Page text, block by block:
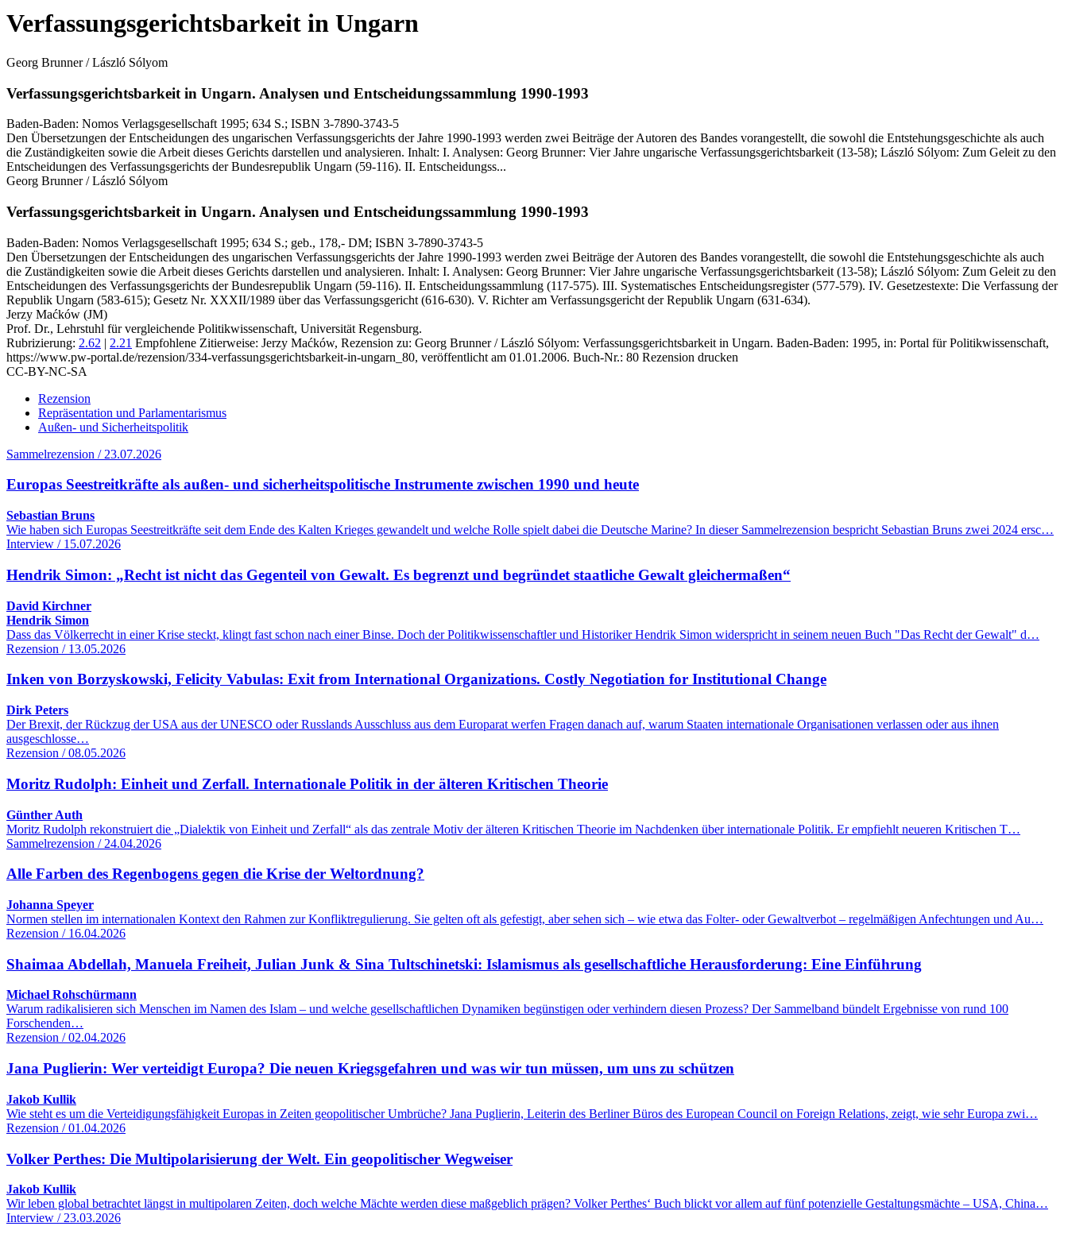
Verfassungsgerichtsbarkeit in Ungarn
Georg Brunner / László Sólyom
Verfassungsgerichtsbarkeit in Ungarn. Analysen und Entscheidungssammlung 1990-1993
Baden-Baden: Nomos Verlagsgesellschaft 1995; 634 S.; ISBN 3-7890-3743-5
Den Übersetzungen der Entscheidungen des ungarischen Verfassungsgerichts der Jahre 1990-1993 werden zwei Beiträge der Autoren des Bandes vorangestellt, die sowohl die Entstehungsgeschichte als auch
die Zuständigkeiten sowie die Arbeit dieses Gerichts darstellen und analysieren. Inhalt: I. Analysen: Georg Brunner: Vier Jahre ungarische Verfassungsgerichtsbarkeit (13-58); László Sólyom: Zum Geleit zu den
Entscheidungen des Verfassungsgerichts der Bundesrepublik Ungarn (59-116). II. Entscheidungss...
Georg Brunner / László Sólyom
Verfassungsgerichtsbarkeit in Ungarn. Analysen und Entscheidungssammlung 1990-1993
Baden-Baden: Nomos Verlagsgesellschaft 1995; 634 S.; geb., 178,- DM; ISBN 3-7890-3743-5
Den Übersetzungen der Entscheidungen des ungarischen Verfassungsgerichts der Jahre 1990-1993 werden zwei Beiträge der Autoren des Bandes vorangestellt, die sowohl die Entstehungsgeschichte als auch
die Zuständigkeiten sowie die Arbeit dieses Gerichts darstellen und analysieren. Inhalt: I. Analysen: Georg Brunner: Vier Jahre ungarische Verfassungsgerichtsbarkeit (13-58); László Sólyom: Zum Geleit zu den
Entscheidungen des Verfassungsgerichts der Bundesrepublik Ungarn (59-116). II. Entscheidungssammlung (117-575). III. Systematisches Entscheidungsregister (577-579). IV. Gesetzestexte: Die Verfassung der
Republik Ungarn (583-615); Gesetz Nr. XXXII/1989 über das Verfassungsgericht (616-630). V. Richter am Verfassungsgericht der Republik Ungarn (631-634).
Jerzy Maćków (JM)
Prof. Dr., Lehrstuhl für vergleichende Politikwissenschaft, Universität Regensburg.
Rubrizierung: 2.62 | 2.21 Empfohlene Zitierweise: Jerzy Maćków, Rezension zu: Georg Brunner / László Sólyom: Verfassungsgerichtsbarkeit in Ungarn. Baden-Baden: 1995, in: Portal für Politikwissenschaft,
https://www.pw-portal.de/rezension/334-verfassungsgerichtsbarkeit-in-ungarn_80, veröffentlicht am 01.01.2006. Buch-Nr.: 80 Rezension drucken
CC-BY-NC-SA
Rezension
Repräsentation und Parlamentarismus
Außen- und Sicherheitspolitik
Sammelrezension / 23.07.2026
Europas Seestreitkräfte als außen- und sicherheitspolitische Instrumente zwischen 1990 und heute
Sebastian Bruns
Wie haben sich Europas Seestreitkräfte seit dem Ende des Kalten Krieges gewandelt und welche Rolle spielt dabei die Deutsche Marine? In dieser Sammelrezension bespricht Sebastian Bruns zwei 2024 ersc…
Interview / 15.07.2026
Hendrik Simon: „Recht ist nicht das Gegenteil von Gewalt. Es begrenzt und begründet staatliche Gewalt gleichermaßen“
David Kirchner
Hendrik Simon
Dass das Völkerrecht in einer Krise steckt, klingt fast schon nach einer Binse. Doch der Politikwissenschaftler und Historiker Hendrik Simon widerspricht in seinem neuen Buch "Das Recht der Gewalt" d…
Rezension / 13.05.2026
Inken von Borzyskowski, Felicity Vabulas: Exit from International Organizations. Costly Negotiation for Institutional Change
Dirk Peters
Der Brexit, der Rückzug der USA aus der UNESCO oder Russlands Ausschluss aus dem Europarat werfen Fragen danach auf, warum Staaten internationale Organisationen verlassen oder aus ihnen
ausgeschlosse…
Rezension / 08.05.2026
Moritz Rudolph: Einheit und Zerfall. Internationale Politik in der älteren Kritischen Theorie
Günther Auth
Moritz Rudolph rekonstruiert die „Dialektik von Einheit und Zerfall“ als das zentrale Motiv der älteren Kritischen Theorie im Nachdenken über internationale Politik. Er empfiehlt neueren Kritischen T…
Sammelrezension / 24.04.2026
Alle Farben des Regenbogens gegen die Krise der Weltordnung?
Johanna Speyer
Normen stellen im internationalen Kontext den Rahmen zur Konfliktregulierung. Sie gelten oft als gefestigt, aber sehen sich – wie etwa das Folter- oder Gewaltverbot – regelmäßigen Anfechtungen und Au…
Rezension / 16.04.2026
Shaimaa Abdellah, Manuela Freiheit, Julian Junk & Sina Tultschinetski: Islamismus als gesellschaftliche Herausforderung: Eine Einführung
Michael Rohschürmann
Warum radikalisieren sich Menschen im Namen des Islam – und welche gesellschaftlichen Dynamiken begünstigen oder verhindern diesen Prozess? Der Sammelband bündelt Ergebnisse von rund 100
Forschenden…
Rezension / 02.04.2026
Jana Puglierin: Wer verteidigt Europa? Die neuen Kriegsgefahren und was wir tun müssen, um uns zu schützen
Jakob Kullik
Wie steht es um die Verteidigungsfähigkeit Europas in Zeiten geopolitischer Umbrüche? Jana Puglierin, Leiterin des Berliner Büros des European Council on Foreign Relations, zeigt, wie sehr Europa zwi…
Rezension / 01.04.2026
Volker Perthes: Die Multipolarisierung der Welt. Ein geopolitischer Wegweiser
Jakob Kullik
Wir leben global betrachtet längst in multipolaren Zeiten, doch welche Mächte werden diese maßgeblich prägen? Volker Perthes‘ Buch blickt vor allem auf fünf potenzielle Gestaltungsmächte – USA, China…
Interview / 23.03.2026